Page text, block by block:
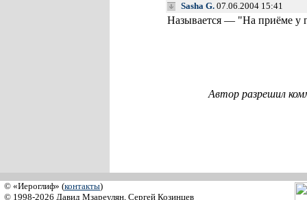
Sasha G. 07.06.2004 15:41
Называется — "На приёме у
Автор разрешил
© «Иероглиф» (контакты)
© 1998-2026 Давид Мзареулян, Сергей Козинцев